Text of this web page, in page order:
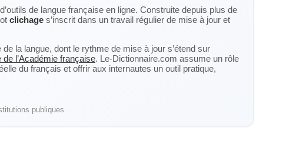
de langue française en ligne. Construite depuis plus de
clichage s’inscrit dans un travail régulier de mise à jour et
la langue, dont le rythme de mise à jour s’étend sur
de l’Académie française. Le-Dictionnaire.com assume un rôle
du français et offrir aux internautes un outil pratique,
publiques.